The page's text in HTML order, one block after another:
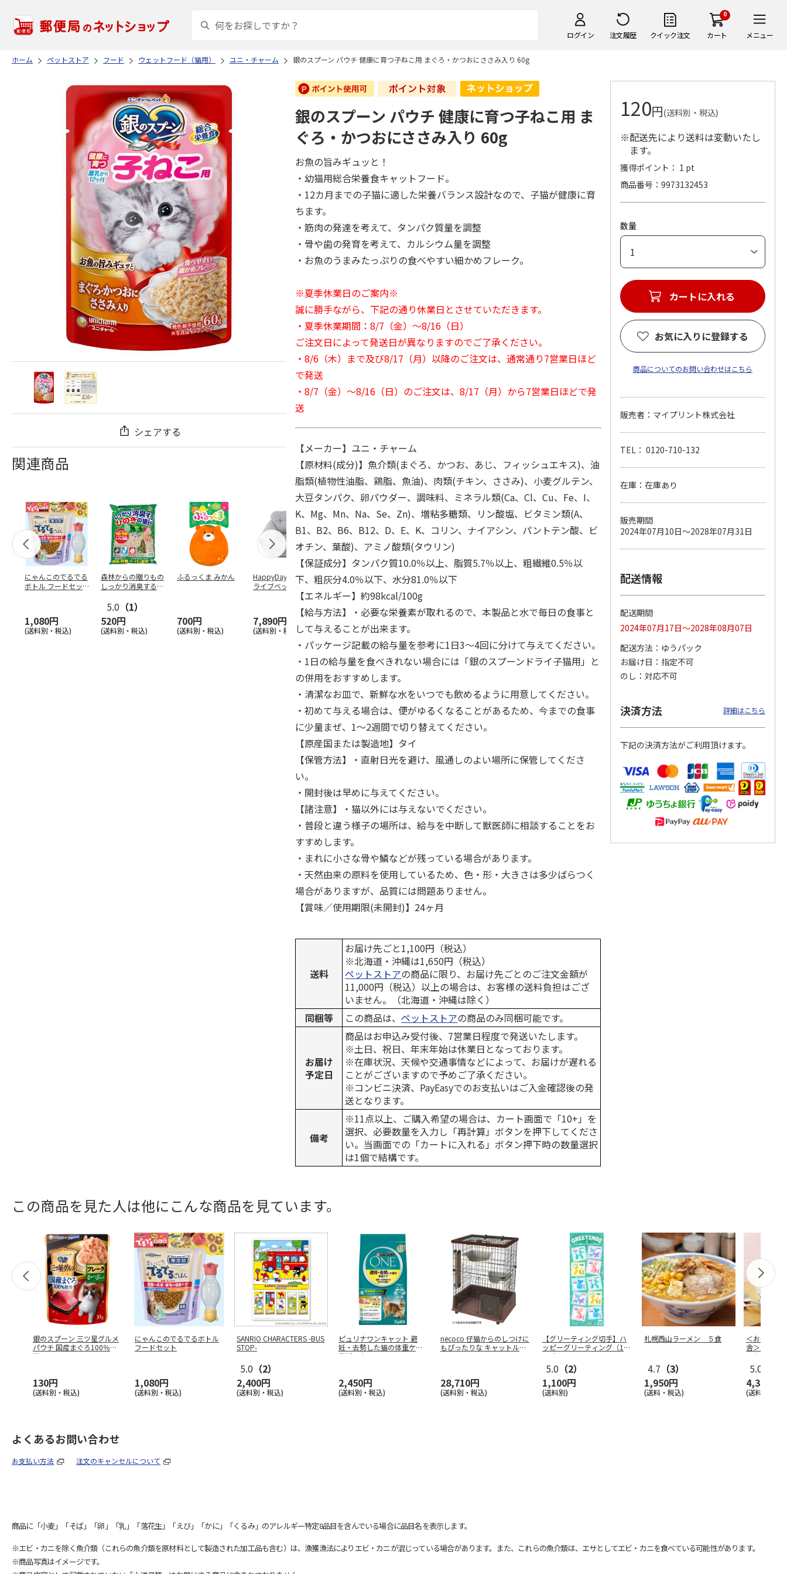
ログイン 注文履歴 クイック注文
0
カート メニュー
ホーム ペットストア フード ウェットフード（猫用） ユニ・チャーム 銀のスプーン パウチ 健康に育つ子ねこ用 まぐろ・かつおにささみ入り 60g
シェアする
関連商品
にゃんこのでるでる
ボトル フードセッ
1,080円
(送料別・税込)
森林からの贈りもの
しっかり消臭するひ
5.0 （1）
520円
(送料別・税込)
ふるっくま みかん
700円
(送料別・税込)
HappyDays 2wayド
ライブベッド グレ
7,890円
(送料別・税込)
獣医師開発 ニオイ
をとる砂専用 猫ト
イレ ナチュラルグ
1,550円
(送料別・税込)
デオトイレ 飛び散
らない消臭・抗菌サ
ンド 4L
1,320円
(送料別・税込)
470円 590円
CIAO 香り立つクラ
ンキー ちゅ～る和
えBOX とりささ…
380円
(送料別・税込)
100円
(送料別・税込)
銀のスプーン パウチ 健康に育つ子ねこ用 ま
ぐろ・かつおにささみ入り 60g
お魚の旨みギュッと！
・幼猫用総合栄養食キャットフード。
・12カ月までの子猫に適した栄養バランス設計なので、子猫が健康に育
ちます。
・筋肉の発達を考えて、タンパク質量を調整
・骨や歯の発育を考えて、カルシウム量を調整
・お魚のうまみたっぷりの食べやすい細かめフレーク。
※夏季休業日のご案内※
誠に勝手ながら、下記の通り休業日とさせていただきます。
・夏季休業期間：8/7（金）～8/16（日）
ご注文日によって発送日が異なりますのでご了承ください。
・8/6（木）まで及び8/17（月）以降のご注文は、通常通り7営業日ほど
で発送
・8/7（金）～8/16（日）のご注文は、8/17（月）から7営業日ほどで発
送
【メーカー】ユニ・チャーム
【原材料(成分)】魚介類(まぐろ、かつお、あじ、フィッシュエキス)、油
脂類(植物性油脂、鶏脂、魚油)、肉類(チキン、ささみ)、小麦グルテン、
大豆タンパク、卵パウダー、調味料、ミネラル類(Ca、Cl、Cu、Fe、I、
K、Mg、Mn、Na、Se、Zn)、増粘多糖類、リン酸塩、ビタミン類(A、
B1、B2、B6、B12、D、E、K、コリン、ナイアシン、パントテン酸、ビ
オチン、葉酸)、アミノ酸類(タウリン)
【保証成分】タンパク質10.0％以上、脂質5.7％以上、粗繊維0.5％以
下、粗灰分4.0％以下、水分81.0％以下
【エネルギー】約98kcal/100g
【給与方法】・必要な栄養素が取れるので、本製品と水で毎日の食事と
して与えることが出来ます。
・パッケージ記載の給与量を参考に1日3～4回に分けて与えてください。
・1日の給与量を食べきれない場合には「銀のスプーンドライ子猫用」と
の併用をおすすめします。
・清潔なお皿で、新鮮な水をいつでも飲めるように用意してください。
・初めて与える場合は、便がゆるくなることがあるため、今までの食事
に少量まぜ、1～2週間で切り替えてください。
【原産国または製造地】タイ
【保管方法】・直射日光を避け、風通しのよい場所に保管してくださ
い。
・開封後は早めに与えてください。
【諸注意】・猫以外には与えないでください。
・普段と違う様子の場所は、給与を中断して獣医師に相談することをお
すすめします。
・まれに小さな骨や鱗などが残っている場合があります。
・天然由来の原料を使用しているため、色・形・大きさは多少ばらつく
場合がありますが、品質には問題ありません。
【賞味／使用期限(未開封)】24ヶ月
送料
お届け先ごと1,100円（税込）
※北海道・沖縄は1,650円（税込）
ペットストアの商品に限り、お届け先ごとのご注文金額が
11,000円（税込）以上の場合は、お客様の送料負担はござ
いません。（北海道・沖縄は除く）
同梱等
この商品は、ペットストアの商品のみ同梱可能です。
お届け
予定日
商品はお申込み受付後、7営業日程度で発送いたします。
※土日、祝日、年末年始は休業日となっております。
※在庫状況、天候や交通事情などによって、お届けが遅れる
ことがございますので予めご了承ください。
※コンビニ決済、PayEasyでのお支払いはご入金確認後の発
送となります。
備考
※11点以上、ご購入希望の場合は、カート画面で「10+」を
選択、必要数量を入力し「再計算」ボタンを押下してくださ
い。当画面での「カートに入れる」ボタン押下時の数量選択
は1個で結構です。
120円(送料別・税込)
※配送先により送料は変動いたし
ます。
獲得ポイント： 1 pt
商品番号
9973132453
数量
カートに入れる
お気に入りに登録する
商品についてのお問い合わせはこちら
販売者：マイプリント株式会社
TEL： 0120-710-132
在庫：在庫あり
販売期間
2024年07月10日～2028年07月31日
配送情報
配送期間
2024年07月17日～2028年08月07日
配送方法
ゆうパック
お届け日
指定不可
のし
対応不可
決済方法 詳細はこちら
下記の決済方法がご利用頂けます。
この商品を見た人は他にこんな商品を見ています。
銀のスプーン 三ツ星グルメ
パウチ 国産まぐろ100％使
用フ
130円
(送料別・税込)
にゃんこのでるでるボトル
フードセット
1,080円
(送料別・税込)
SANRIO CHARACTERS -BUS
STOP-
5.0 （2）
2,400円
(送料別・税込)
ピュリナワンキャット 避
妊・去勢した猫の体重ケア
避妊・去
2,450円
(送料別・税込)
necoco 仔猫からのしつけに
もぴったりな キャットルー
28,710円
(送料別・税込)
【グリーティング切手】ハ
ッピーグリーティング（11
0円）
5.0 （2）
1,100円
(送料別)
札幌西山ラーメン ５食
4.7 （3）
1,950円
(送料・税込)
＜お中元＞
舎＞北海道
ルクアイス
5.0
4,300円
(送料・税込)
よくあるお問い合わせ
お支払い方法 注文のキャンセルについて
商品に「小麦」「そば」「卵」「乳」「落花生」「えび」「かに」「くるみ」のアレルギー特定8品目を含んでいる場合に品目名を表示します。
※エビ・カニを除く魚介類（これらの魚介類を原材料として製造された加工品も含む）は、漁獲漁法によりエビ・カニが混じっている場合があります。また、これらの魚介類は、エサとしてエビ・カニを食べている可能性があります。
※商品写真はイメージです。